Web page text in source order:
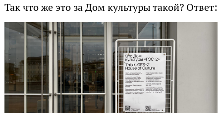
Так что же это за Дом культуры такой? Ответ: